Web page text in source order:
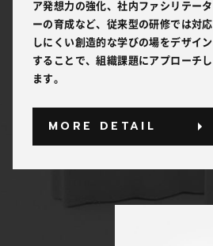
ア発想力の強化、社内ファシリテータ
ーの育成など、従来型の研修では対応
しにくい創造的な学びの場をデザイン
することで、組織課題にアプローチし
ます。
MORE DETAIL